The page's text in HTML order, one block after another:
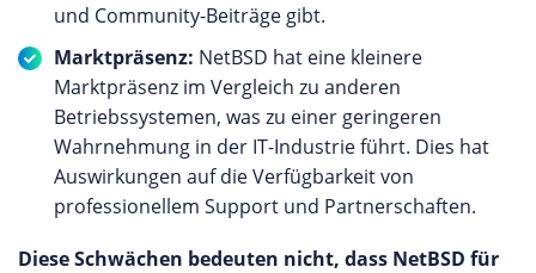
und Community-Beiträge gibt.
Marktpräsenz: NetBSD hat eine kleinere
Marktpräsenz im Vergleich zu anderen
Betriebssystemen, was zu einer geringeren
Wahrnehmung in der IT-Industrie führt. Dies hat
Auswirkungen auf die Verfügbarkeit von
professionellem Support und Partnerschaften.
Diese Schwächen bedeuten nicht, dass NetBSD für